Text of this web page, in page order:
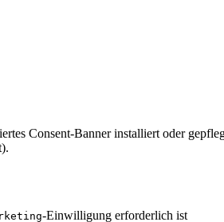
Consent-Banner installiert oder
-Einwilligung erforderlich ist